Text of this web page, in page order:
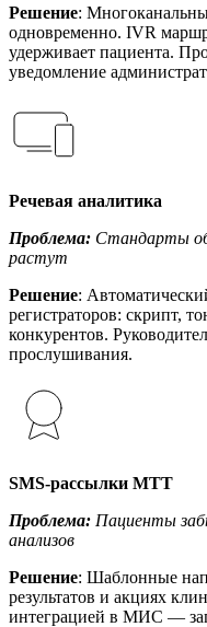
Решение:
одновременно. IVR
удерживает пациента.
уведомление
Речевая аналитика
Проблема: Стандарты
растут
Решение:
регистраторов: скрипт,
конкурентов.
прослушивания.
SMS-рассылки МТТ
Проблема: Пациенты
анализов
Решение: Шаблонные
результатов и акциях
интеграцией в МИС —